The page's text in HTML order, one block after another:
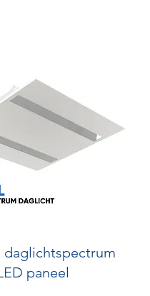
daglichtspectrum
paneel